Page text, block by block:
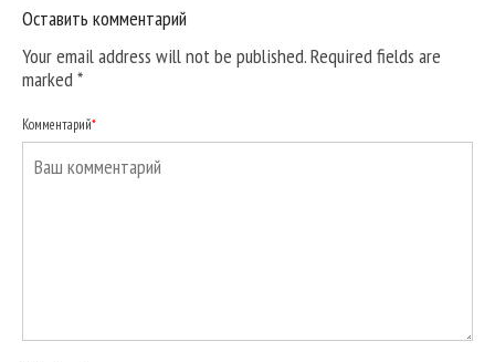
Оставить комментарий
Your email address will not be published. Required fields are
marked*
Комментарий*